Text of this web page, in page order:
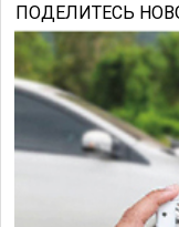
ПОДЕЛИТЕСЬ